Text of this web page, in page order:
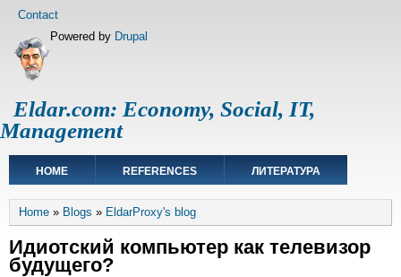
Skip
main
content
Footer
Contact
Eldar.com: Economy, Social, IT,
Management
Powered by Drupal
Main
navigation
HOME REFERENCES ЛИТЕРАТУРА
Breadcrumb
Home Blogs EldarProxy's blog
Идиотский компьютер как телевизор
будущего?